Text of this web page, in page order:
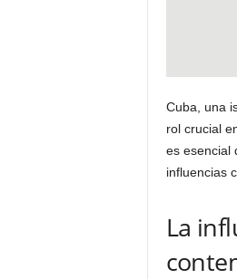
Cuba, una
rol crucial
es esencial
influencias
La